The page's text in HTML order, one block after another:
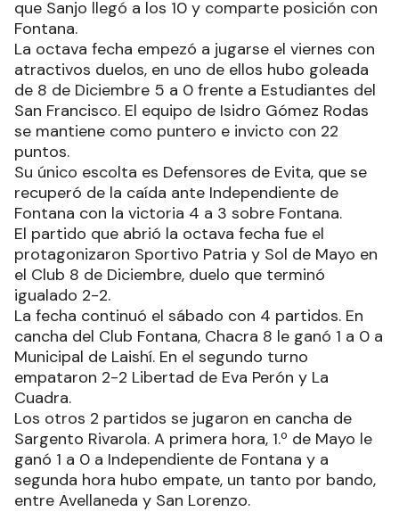
que Sanjo llegó a los 10 y comparte posición con
Fontana.
La octava fecha empezó a jugarse el viernes con
atractivos duelos, en uno de ellos hubo goleada
de 8 de Diciembre 5 a 0 frente a Estudiantes del
San Francisco. El equipo de Isidro Gómez Rodas
se mantiene como puntero e invicto con 22
puntos.
Su único escolta es Defensores de Evita, que se
recuperó de la caída ante Independiente de
Fontana con la victoria 4 a 3 sobre Fontana.
El partido que abrió la octava fecha fue el
protagonizaron Sportivo Patria y Sol de Mayo en
el Club 8 de Diciembre, duelo que terminó
igualado 2-2.
La fecha continuó el sábado con 4 partidos. En
cancha del Club Fontana, Chacra 8 le ganó 1 a 0 a
Municipal de Laishí. En el segundo turno
empataron 2-2 Libertad de Eva Perón y La
Cuadra.
Los otros 2 partidos se jugaron en cancha de
Sargento Rivarola. A primera hora, 1.º de Mayo le
ganó 1 a 0 a Independiente de Fontana y a
segunda hora hubo empate, un tanto por bando,
entre Avellaneda y San Lorenzo.